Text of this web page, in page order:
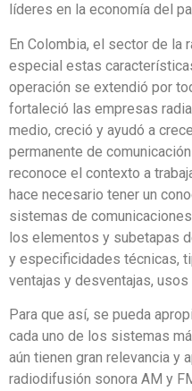
líderes en la economía del
En Colombia, el sector de la
especial estas
operación se extendió por
fortaleció las empresas
medio, creció y ayudó a
permanente de
reconoce el contexto a
hace necesario tener un
sistemas de
los elementos y subetapas
y especificidades técnicas,
ventajas y desventajas,
Para que así, se pueda
cada uno de los sistemas
aún tienen gran relevancia y
radiodifusión sonora AM y